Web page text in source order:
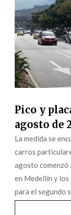
Pico y
agosto de
La medida se
carros
agosto comenzó
en Medellín y los
para el segundo